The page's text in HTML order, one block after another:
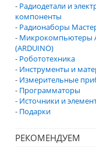
- Радиодетали и
компоненты
- Радионаборы
- Микрокомпьютеры
(ARDUINO)
- Робототехника
- Инструменты и
- Измерительные
- Программаторы
- Источники и
- Подарки
РЕКОМЕНДУЕМ